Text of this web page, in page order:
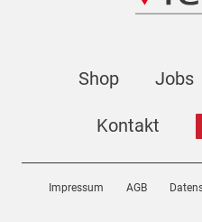
Shop Jobs
Kontakt
Impressum AGB